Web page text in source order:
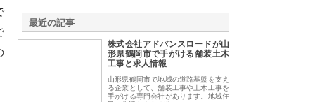
最近の記事
株式会社アドバンスロードが山
形県鶴岡市で手がける舗装土木
工事と求人情報
山形県鶴岡市で地域の道路基盤を支え
る企業として、舗装工事や土木工事を
手がける専門会社があります。地域住